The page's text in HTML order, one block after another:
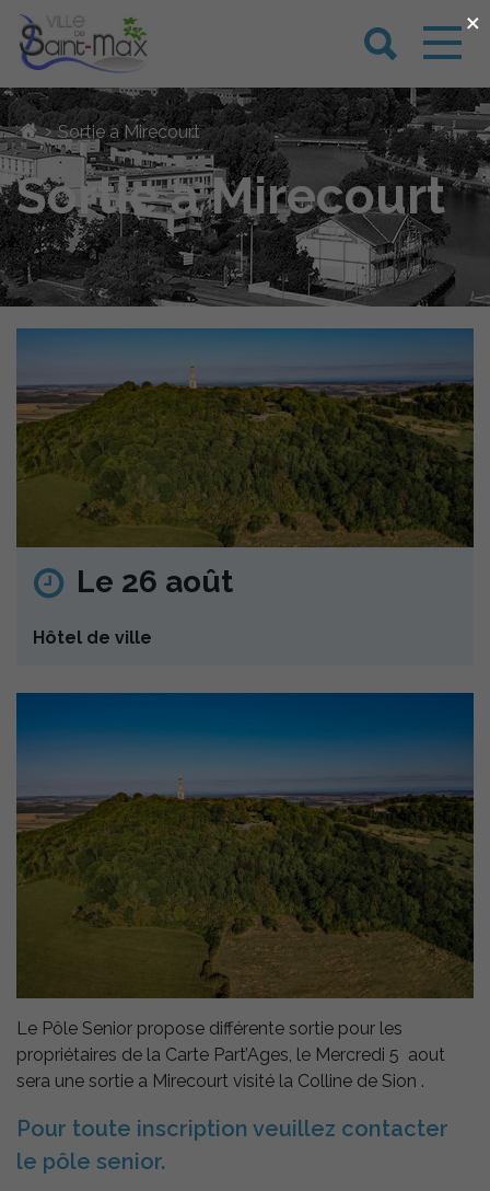
› Sortie a Mirecourt
Sortie a Mirecourt
Le 26 août
Hôtel de ville
Le Pôle Senior propose différente sortie pour les
propriétaires de la Carte Part’Ages, le Mercredi 5 aout
sera une sortie a Mirecourt visité la Colline de Sion .
Pour toute inscription veuillez contacter
le pôle senior.
×